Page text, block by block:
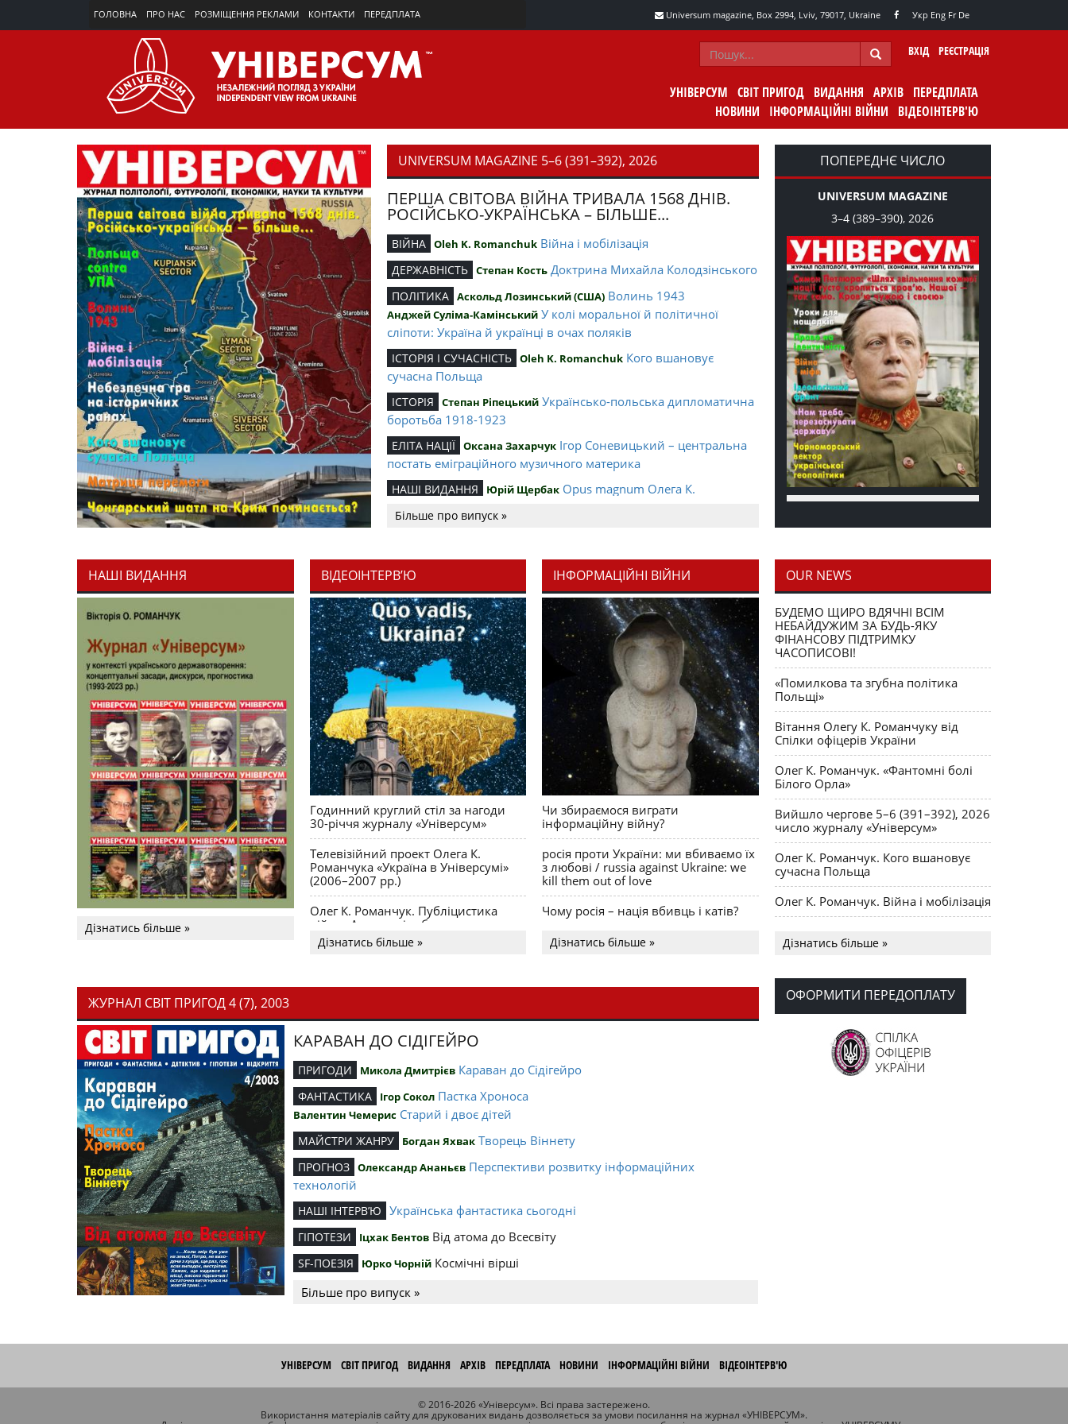
ГОЛОВНА ПРО НАС РОЗМІЩЕННЯ РЕКЛАМИ КОНТАКТИ ПЕРЕДПЛАТА Universum magazine, Box 2994, Lviv, 79017, Ukraine Укр Eng Fr De
ВХІД РЕЄСТРАЦІЯ
УНІВЕРСУМ СВІТ ПРИГОД ВИДАННЯ АРХІВ ПЕРЕДПЛАТА
НОВИНИ
ІНФОРМАЦІЙНІ ВІЙНИ ВІДЕОІНТЕРВ'Ю
UNIVERSUM MAGAZINE 5–6 (391–392), 2026
ПЕРША СВІТОВА ВІЙНА ТРИВАЛА 1568 ДНІВ.
РОСІЙСЬКО-УКРАЇНСЬКА – БІЛЬШЕ...
ВІЙНА Oleh K. Romanchuk Війна і мобілізація
ДЕРЖАВНІСТЬ Степан Кость Доктрина Михайла Колодзінського
ПОЛІТИКА Аскольд Лозинський (США) Волинь 1943
Анджей Суліма-Камінський У колі моральної й політичної
сліпоти: Україна й українці в очах поляків
ІСТОРІЯ І СУЧАСНІСТЬ Oleh K. Romanchuk Кого вшановує
сучасна Польща
ІСТОРІЯ Степан Ріпецький Українсько-польська дипломатична
боротьба 1918-1923
ЕЛІТА НАЦІЇ Оксана Захарчук Ігор Соневицький – центральна
постать еміграційного музичного материка
НАШІ ВИДАННЯ Юрій Щербак Opus magnum Олега К.
Романчука
Editorial
Журавель і синиця як уособлення
української політстратегії й тактики
Більше про випуск »
ПОПЕРЕДНЄ ЧИСЛО
UNIVERSUM MAGAZINE
3–4 (389–390), 2026
НАШІ ВИДАННЯ
Дізнатись більше »
ВІДЕОІНТЕРВ’Ю
Годинний круглий стіл за нагоди
30-річчя журналу «Універсум»
Телевізійний проект Олега К.
Романчука «Україна в Універсумі»
(2006–2007 рр.)
Олег К. Романчук. Публіцистика
війни. Акценти і табу
Дізнатись більше »
ІНФОРМАЦІЙНІ ВІЙНИ
Чи збираємося виграти
інформаційну війну?
росія проти України: ми вбиваємо їх
з любові / russia against Ukraine: we
kill them out of love
Чому росія – нація вбивць і катів?
Дізнатись більше »
OUR NEWS
БУДЕМО ЩИРО ВДЯЧНІ ВСІМ
НЕБАЙДУЖИМ ЗА БУДЬ-ЯКУ
ФІНАНСОВУ ПІДТРИМКУ
ЧАСОПИСОВІ!
«Помилкова та згубна політика
Польщі»
Вітання Олегу К. Романчуку від
Спілки офіцерів України
Олег К. Романчук. «Фантомні болі
Білого Орла»
Вийшло чергове 5–6 (391–392), 2026
число журналу «Універсум»
Олег К. Романчук. Кого вшановує
сучасна Польща
Олег К. Романчук. Війна і мобілізація
долучилися до найбільшої
День Вишиванки в Норт Порті
OPUS MAGNUM Олега К. Романчука
Дізнатись більше »
ЖУРНАЛ СВІТ ПРИГОД 4 (7), 2003
КАРАВАН ДО СІДІГЕЙРО
ПРИГОДИ Микола Дмитрієв Караван до Сідігейро
ФАНТАСТИКА Ігор Сокол Пастка Хроноса
Валентин Чемерис Старий і двоє дітей
МАЙСТРИ ЖАНРУ Богдан Яхвак Творець Віннету
ПРОГНОЗ Олександр Ананьєв Перспективи розвитку інформаційних
технологій
НАШІ ІНТЕРВ’Ю Українська фантастика сьогодні
ГІПОТЕЗИ Іцхак Бентов Від атома до Всесвіту
SF-ПОЕЗІЯ Юрко Чорній Космічні вірші
Більше про випуск »
ОФОРМИТИ ПЕРЕДОПЛАТУ
УНІВЕРСУМ СВІТ ПРИГОД ВИДАННЯ АРХІВ ПЕРЕДПЛАТА НОВИНИ ІНФОРМАЦІЙНІ ВІЙНИ ВІДЕОІНТЕРВ'Ю
© 2016-2026 «Універсум». Всі права застережено.
Використання матеріалів сайту для друкованих видань дозволяється за умови посилання на журнал «УНІВЕРСУМ».